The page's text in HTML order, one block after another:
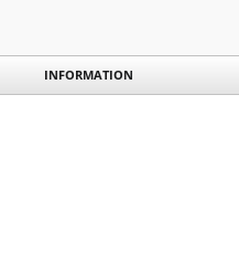
INFORMATION